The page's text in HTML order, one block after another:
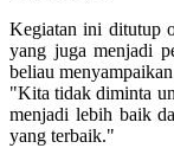
Kegiatan ini ditutup
yang juga menjadi
beliau
"Kita tidak diminta
menjadi lebih baik
yang terbaik."